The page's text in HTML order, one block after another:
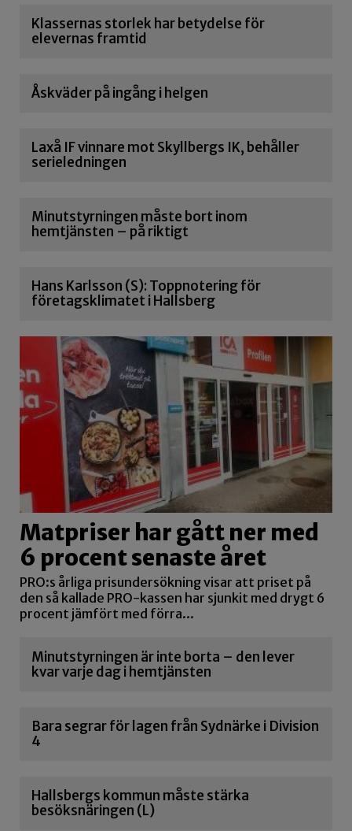
Klassernas storlek har betydelse för
elevernas framtid
Åskväder på ingång i helgen
Laxå IF vinnare mot Skyllbergs IK, behåller
serieledningen
Minutstyrningen måste bort inom
hemtjänsten – på riktigt
Hans Karlsson (S): Toppnotering för
företagsklimatet i Hallsberg
Matpriser har gått ner med
6 procent senaste året
PRO:s årliga prisundersökning visar att priset på
den så kallade PRO-kassen har sjunkit med drygt 6
procent jämfört med förra...
Minutstyrningen är inte borta – den lever
kvar varje dag i hemtjänsten
Bara segrar för lagen från Sydnärke i Division
4
Hallsbergs kommun måste stärka
besöksnäringen (L)